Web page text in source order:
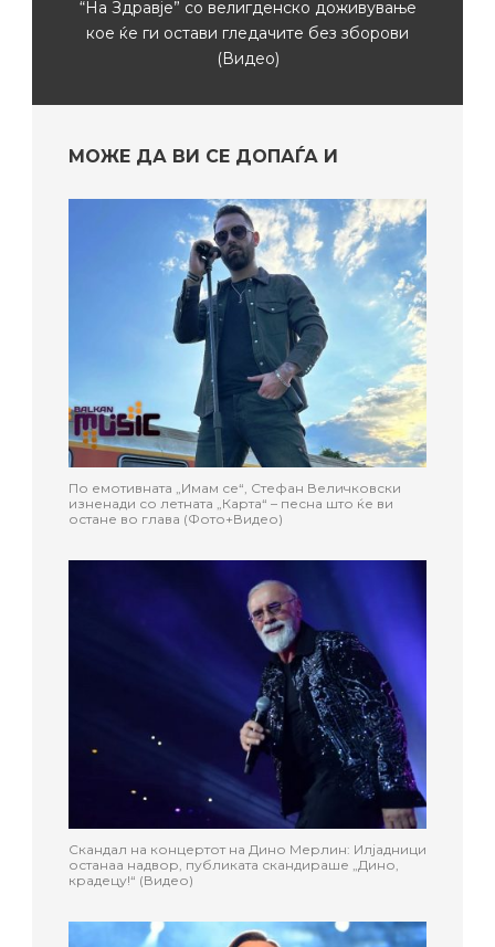
“На Здравје” со велигденско доживување
кое ќе ги остави гледачите без зборови
(Видео)
МОЖЕ ДА ВИ СЕ ДОПАЃА И
По емотивната „Имам се“, Стефан Величковски
изненади со летната „Карта“ – песна што ќе ви
остане во глава (Фото+Видео)
Скандал на концертот на Дино Мерлин: Илјадници
останаа надвор, публиката скандираше „Дино,
крадецу!“ (Видео)